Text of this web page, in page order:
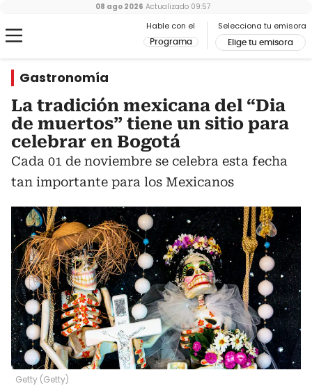
Hable con el
Programa
Selecciona tu emisora
Elige tu emisora
08 ago 2026 Actualizado 09:57
Gastronomía
La tradición mexicana del “Dia
de muertos” tiene un sitio para
celebrar en Bogotá
Cada 01 de noviembre se celebra esta fecha
tan importante para los Mexicanos
Getty (Getty)